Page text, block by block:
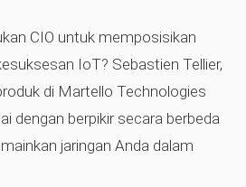
CIO untuk memposisikan
IoT? Sebastien Tellier,
di Martello Technologies
dengan berpikir secara berbeda
jaringan Anda dalam